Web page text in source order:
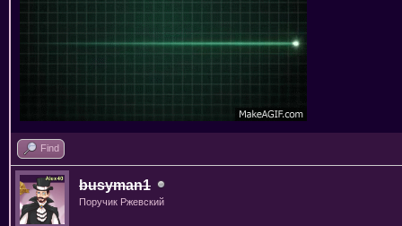
Find
busyman1
Поручик Ржевский